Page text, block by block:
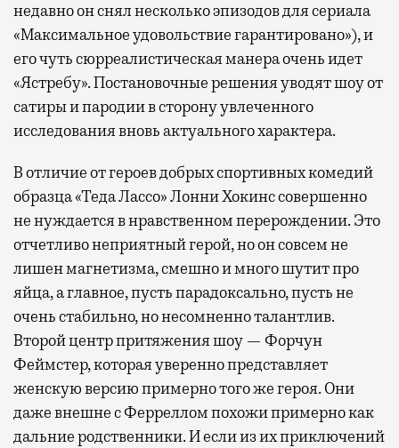
недавно он снял несколько эпизодов для сериала
«Максимальное удовольствие гарантировано»), и
его чуть сюрреалистическая манера очень идет
«Ястребу». Постановочные решения уводят шоу от
сатиры и пародии в сторону увлеченного
исследования вновь актуального характера.
В отличие от героев добрых спортивных комедий
образца «Теда Лассо» Лонни Хокинс совершенно
не нуждается в нравственном перерождении. Это
отчетливо неприятный герой, но он совсем не
лишен магнетизма, смешно и много шутит про
яйца, а главное, пусть парадоксально, пусть не
очень стабильно, но несомненно талантлив.
Второй центр притяжения шоу — Форчун
Феймстер, которая уверенно представляет
женскую версию примерно того же героя. Они
даже внешне с Ферреллом похожи примерно как
дальние родственники. И если из их приключений